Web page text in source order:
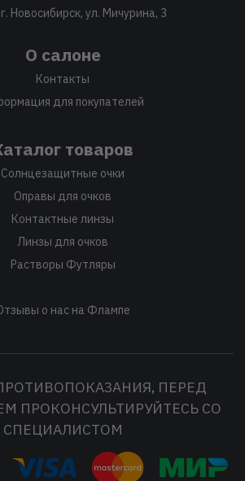
Новосибирск, ул. Мичурина, 3
О салоне
Контакты
для покупателей
товаров
Солнцезащитные очки
Оправы для очков
Контактные линзы
Линзы для очков
Растворы Футляры
о нас на Флампе
ПЕРЕД
ПРОКОНСУЛЬТИРУЙТЕСЬ СО
СПЕЦИАЛИСТОМ